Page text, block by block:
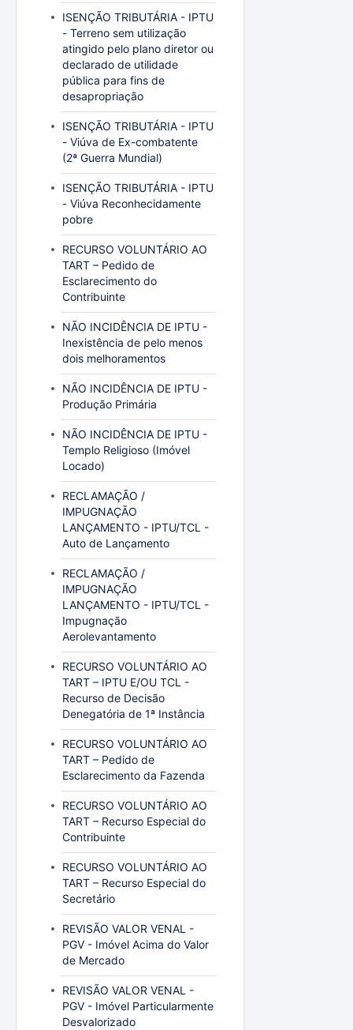
ISENÇÃO TRIBUTÁRIA - IPTU
- Terreno sem utilização
atingido pelo plano diretor ou
declarado de utilidade
pública para fins de
desapropriação
ISENÇÃO TRIBUTÁRIA - IPTU
- Viúva de Ex-combatente
(2ª Guerra Mundial)
ISENÇÃO TRIBUTÁRIA - IPTU
- Viúva Reconhecidamente
pobre
RECURSO VOLUNTÁRIO AO
TART – Pedido de
Esclarecimento do
Contribuinte
NÃO INCIDÊNCIA DE IPTU -
Inexistência de pelo menos
dois melhoramentos
NÃO INCIDÊNCIA DE IPTU -
Produção Primária
NÃO INCIDÊNCIA DE IPTU -
Templo Religioso (Imóvel
Locado)
RECLAMAÇÃO /
IMPUGNAÇÃO
LANÇAMENTO - IPTU/TCL -
Auto de Lançamento
RECLAMAÇÃO /
IMPUGNAÇÃO
LANÇAMENTO - IPTU/TCL -
Impugnação
Aerolevantamento
RECURSO VOLUNTÁRIO AO
TART – IPTU E/OU TCL -
Recurso de Decisão
Denegatória de 1ª Instância
RECURSO VOLUNTÁRIO AO
TART – Pedido de
Esclarecimento da Fazenda
RECURSO VOLUNTÁRIO AO
TART – Recurso Especial do
Contribuinte
RECURSO VOLUNTÁRIO AO
TART – Recurso Especial do
Secretário
REVISÃO VALOR VENAL -
PGV - Imóvel Acima do Valor
de Mercado
REVISÃO VALOR VENAL -
PGV - Imóvel Particularmente
Desvalorizado